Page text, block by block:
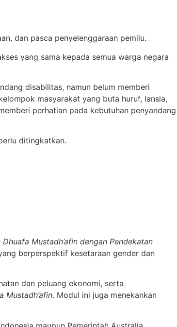
dan pasca penyelenggaraan pemilu.
yang sama kepada semua warga negara
disabilitas, namun belum memberi
masyarakat yang buta huruf, lansia,
perhatian pada kebutuhan penyandang
ditingkatkan.
Mustadh’afin dengan Pendekatan
berperspektif kesetaraan gender dan
dan peluang ekonomi, serta
Mustadh’afin. Modul ini juga menekankan